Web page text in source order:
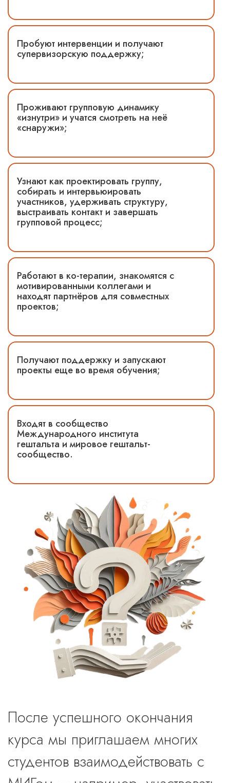
Пробуют интервенции и получают
супервизорскую поддержку;
Проживают групповую динамику
«изнутри» и учатся смотреть на неё
«снаружи»;
Узнают как проектировать группу,
собирать и интервьюировать
участников, удерживать структуру,
выстраивать контакт и завершать
групповой процесс;
Работают в ко-терапии, знакомятся с
мотивированными коллегами и
находят партнёров для совместных
проектов;
Получают поддержку и запускают
проекты еще во время обучения;
Входят в сообщество
Международного института
гештальта и мировое гештальт-
сообщество.
После успешного окончания
курса мы приглашаем многих
студентов взаимодействовать с